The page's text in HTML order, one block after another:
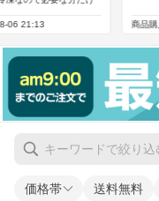
価格帯 送料無料